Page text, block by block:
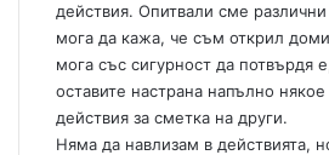
действия. Опитвали сме
мога да кажа, че съм открил
мога със сигурност да потвърдя
оставите настрана напълно
действия за сметка на други.
Няма да навлизам в действията,